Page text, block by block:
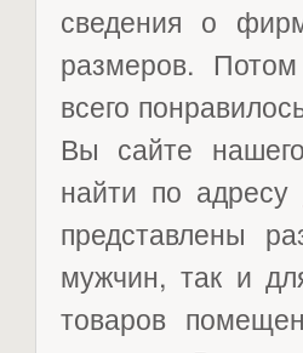
сведения о
размеров.
всего
Вы сайте
найти по адресу
представлены
мужчин, так и
товаров